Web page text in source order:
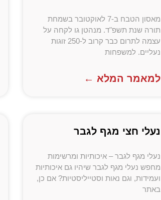
מאסון הטבח ב-7 לאוקטובר בשמחת
תורה שנת תשפ"ד. מנהטן גו לקחה על
עצמה לתרום כבר קרוב ל-250 זוגות
נעליים. למשפחות
למאמר המלא ←
נעלי חצי מגף לגבר
נעלי מגף לגבר – איכותיות ומרשימות
מחפש נעלי מגף לגבר שיהיו גם איכותיות
ועמידות, וגם נאות וסטייליסטיות? אם כן,
באתר